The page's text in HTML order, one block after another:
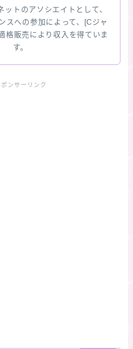
トのアソシエイトとして、
スへの参加によって、[Cジャ
格販売により収入を得ていま
す。
ポンサーリンク